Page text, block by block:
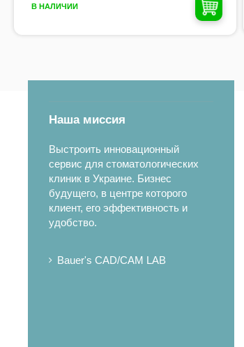
В НАЛИЧИИ
Наша миссия
Выстроить инновационный
сервис для стоматологических
клиник в Украине. Бизнес
будущего, в центре которого
клиент, его эффективность и
удобство.
Bauer's CAD/CAM LAB